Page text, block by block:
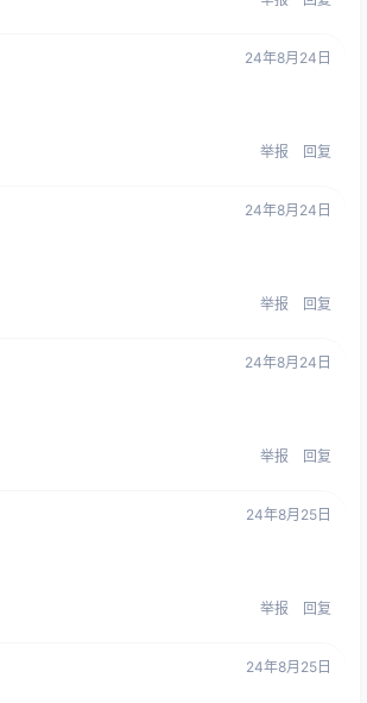
24年8月24日
举报 回复
24年8月24日
举报 回复
24年8月24日
举报 回复
24年8月25日
举报 回复
24年8月25日